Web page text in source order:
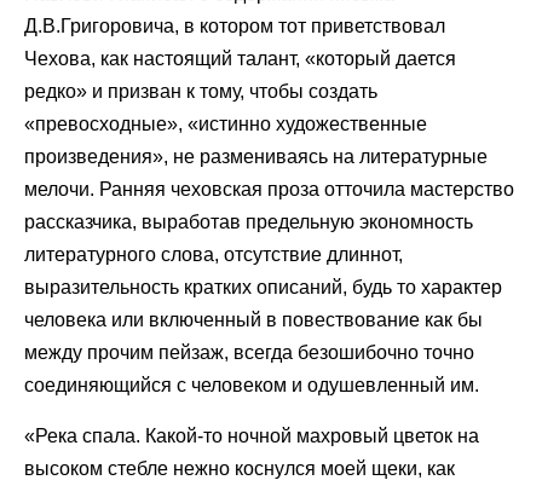
Д.В.Григоровича, в котором тот приветствовал
Чехова, как настоящий талант, «который дается
редко» и призван к тому, чтобы создать
«превосходные», «истинно художественные
произведения», не размениваясь на литературные
мелочи. Ранняя чеховская проза отточила мастерство
рассказчика, выработав предельную экономность
литературного слова, отсутствие длиннот,
выразительность кратких описаний, будь то характер
человека или включенный в повествование как бы
между прочим пейзаж, всегда безошибочно точно
соединяющийся с человеком и одушевленный им.
«Река спала. Какой-то ночной махровый цветок на
высоком стебле нежно коснулся моей щеки, как